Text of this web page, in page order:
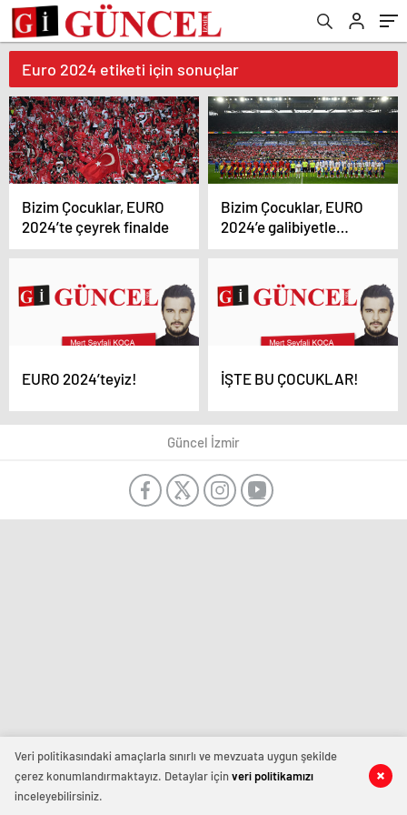
Euro 2024 etiketi için sonuçlar
Bizim Çocuklar, EURO
2024’te çeyrek finalde
Bizim Çocuklar, EURO
2024’e galibiyetle
başladı.
EURO 2024’teyiz! İŞTE BU ÇOCUKLAR!
Güncel İzmir
Veri politikasındaki amaçlarla sınırlı ve mevzuata uygun şekilde
çerez konumlandırmaktayız. Detaylar içinveri politikamızı
inceleyebilirsiniz.